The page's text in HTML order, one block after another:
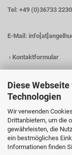
Diese
Technologien
Wir verwenden
Drittanbietern, um die
gewährleisten, die
ein bestmögliches
Informationen finden
Tel: +49 (0)36733
E-Mail:
› Kontaktformular
KONTAKTDATEN
Angelhütte
Inh.: Christina Heß
Preßwitzer Str. 18
D-07338 Hohenwarte